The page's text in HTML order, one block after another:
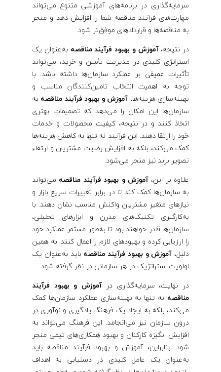
سرمایه‌گذاری در برنامه‌های آموزشی متنوع می‌تواند
مهارت‌های فرآیند مناقصه شما را افزایش دهد و منجر
به مناقصه‌ها و قراردادهای موفق‌تر شود.
در نتیجه،آموزش و بهبود فرآیند مناقصه به‌عنوان یک
استراتژی کلیدی در مدیریت تأمین و خرید، می‌تواند
تأثیرات عمیقی بر عملکرد سازمان‌ها داشته باشد. با
توجه به اهمیت انتخاب تامین‌کنندگان مناسب و
بهینه‌سازی هزینه‌ها، آموزش و بهبود فرآیند مناقصه به
سازمان‌ها این امکان را می‌دهد که تصمیمات بهتری
اتخاذ کنند و در نتیجه، کیفیت محصولات و خدمات
خود را ارتقا دهند. این فرآیند نه تنها به کاهش هزینه‌ها
کمک می‌کند، بلکه به افزایش رضایت مشتریان و ارتقاء
تصویر برند نیز منجر می‌شود.
علاوه بر این، آموزش و بهبود فرآیند مناقصه می‌تواند
به سازمان‌ها کمک کند تا در برابر تغییرات سریع بازار و
نیازهای متغیر مشتریان واکنش مناسب نشان دهند. با
به‌کارگیری تکنیک‌های مدرن و ابزارهای تحلیلی،
سازمان‌ها قادر خواهند بود تا به‌طور مستمر عملکرد خود
را ارزیابی کرده و بهبودهای لازم را اعمال کنند. به همین
دلیل، آموزش و بهبود فرآیند مناقصه باید به‌عنوان یک
اولویت استراتژیک در هر سازمانی در نظر گرفته شود.
در نهایت، سرمایه‌گذاری درآموزش و بهبود فرآیند
مناقصه نه تنها به بهینه‌سازی عملکرد سازمان‌ها کمک
می‌کند، بلکه به ایجاد یک فرهنگ یادگیری و نوآوری در
درون سازمان نیز می‌انجامد. این فرهنگ می‌تواند به
افزایش انگیزه کارکنان و بهبود همکاری‌های تیمی منجر
شود. بنابراین، آموزش و بهبود فرآیند مناقصه باید
به‌عنوان یک عامل کلیدی در دستیابی به اهداف